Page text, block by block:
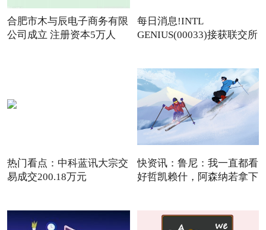
合肥市木与辰电子商务有限
公司成立 注册资本5万人
每日消息!INTL
GENIUS(00033)接获联交所
热门看点：中科蓝讯大宗交
易成交200.18万元
快资讯：鲁尼：我一直都看
好哲凯赖什，阿森纳若拿下